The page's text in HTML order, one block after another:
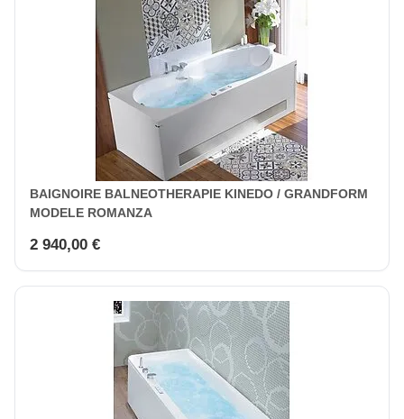
BAIGNOIRE BALNEOTHERAPIE KINEDO / GRANDFORM
MODELE ROMANZA
2 940,00 €